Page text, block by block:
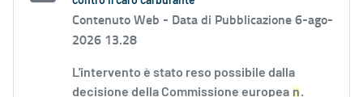
Contenuto Web - Data di Pubblicazione 6-ago-
2026 13.28
L'intervento è stato reso possibile dalla
decisione della Commissione europea n.